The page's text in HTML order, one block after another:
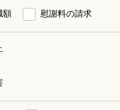
額
慰謝料の請求